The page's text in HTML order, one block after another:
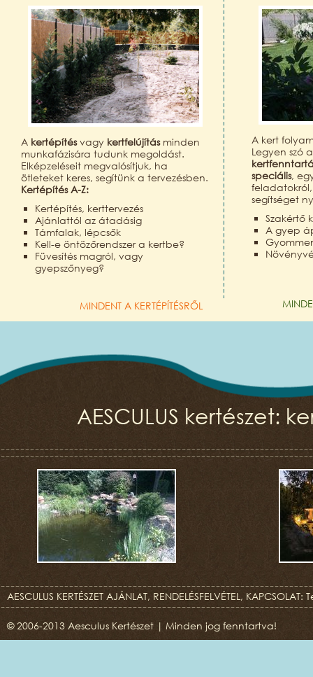
A kertépítésvagy kertfelújításminden
munkafázisára tudunk megoldást.
Elképzeléseit megvalósítjuk, ha
ötleteket keres, segítünk a tervezésben.
Kertépítés A-Z:
Kertépítés, kerttervezés
Ajánlattól az átadásig
Támfalak, lépcsők
Kell-e öntözőrendszer a kertbe?
Füvesítés magról, vagy
gyepszőnyeg?
MINDENT A KERTÉPÍTÉSRŐL
A kert
Legyen szó
speciális,
segítséget
Szakértő
A gyep
AESCULUS kertészet:
AESCULUS KERTÉSZET AJÁNLAT, RENDELÉSFELVÉTEL,
© 2006-2013 Aesculus Kertészet | Minden jog fenntartva!